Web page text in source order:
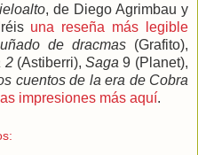
, de Diego Agrimbau y
una reseña más legible
de dracmas (Grafito),
2(Astiberri),Saga 9 (Planet),
cuentos de la era de Cobra
impresiones más aquí.